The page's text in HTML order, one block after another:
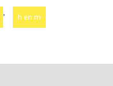
, h en m